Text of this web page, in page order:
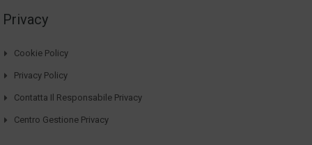
Privacy
Cookie Policy
Privacy Policy
Contatta Il Responsabile Privacy
Centro Gestione Privacy